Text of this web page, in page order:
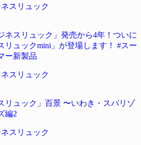
スリュック
ネスリュック」発売から4年！ついに
リュックmini」が登場します！ #スー
ー新製品
スリュック
リュック」百景 〜いわき・スパリゾ
編2
スリュック